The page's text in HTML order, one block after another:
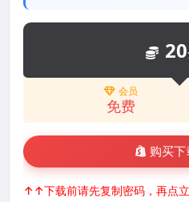
20
会员
免费
购买下
↑↑下载前请先复制密码，再点